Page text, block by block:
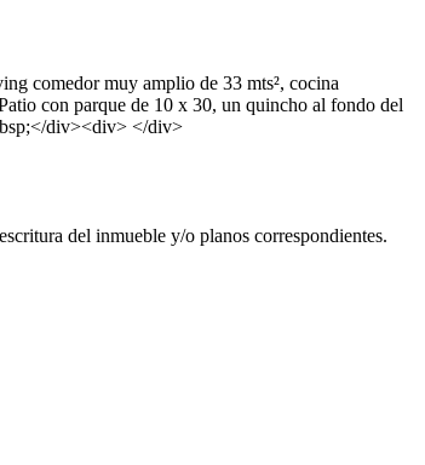
comedor muy amplio de 33 mts², cocina
con parque de 10 x 30, un quincho al fondo del
div><div> </div>
del inmueble y/o planos correspondientes.